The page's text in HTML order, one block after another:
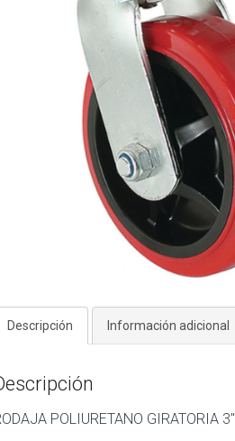
Descripción Información adicional
POLIURETANO GIRATORIA 3″